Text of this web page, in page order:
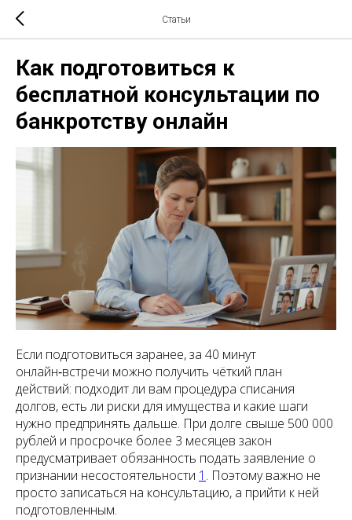
Статьи
Как подготовиться к
бесплатной консультации по
банкротству онлайн
Если подготовиться заранее, за 40 минут
онлайн‑встречи можно получить чёткий план
действий: подходит ли вам процедура списания
долгов, есть ли риски для имущества и какие шаги
нужно предпринять дальше. При долге свыше 500 000
рублей и просрочке более 3 месяцев закон
предусматривает обязанность подать заявление о
признании несостоятельности 1 . Поэтому важно не
просто записаться на консультацию, а прийти к ней
подготовленным.